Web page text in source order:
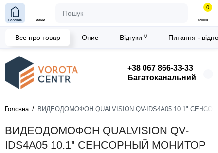
+38 067 866-33-33
Багатоканальний
Головна Меню
0
Кошик
Головна ВИДЕОДОМОФОН QUALVISION QV-IDS4A05 10.1"
ВИДЕОДОМОФОН QUALVISION QV-
IDS4A05 10.1" СЕНСОРНЫЙ МОНИТОР
Все про товар Опис Відгуки 0 Питання -